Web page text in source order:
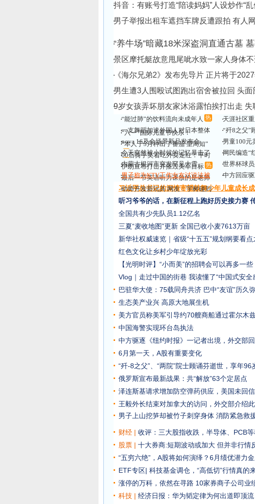
抖音：有账号打造“陪读妈妈”人设炒作“
男子举报出租车遮挡车牌反遭跟拍 有人
“养牛场”暗藏18米深盗洞直通古墓
景区摩托艇故意甩尾呲水致一家人身体
《海尔兄弟2》发布先导片 正片将于
男生遭3人围殴试图跑出宿舍被拉回 头面
9岁女孩弄坏朋友家沐浴露怕挨打出走
“能过肺”的饮料流向未成年人 热 天涯社区
“六一”国际儿童节快乐！
一支舞蹈加速外国人对日本整体
祛魅
热
“歼8之父”
“本人于5月种出了番茄 望周知”
热
nova 16及全场景新品发布会
男童100元
警
00后骑手笑着吃外卖走红：平时
不舍得
热
今天突然被小时候的记忆暴击了
热
网民编造“
伊朗宣布打击并摧毁美军目标 热
内蒙古根河市突发罕见大雪
世界杯球
居榜首
最后一节英语听力课放的是老师
祝福
新
男子称为KTV工作女友讨说法被
打
中方回应
者出境
新
幼师开发新玩具 网友：宇树碰到
对手了
习近平总书记的深情寄望鼓舞少年儿童成长
听习爷爷的话，在新征程上跑好历史接力赛
全国共有少先队员1.12亿名
三夏“麦收地图”更新 全国已收小麦7613万亩
新华社权威速览｜省级“十五五”规划纲要看点
红色文化让乡村少年绽放光彩
【光明时评】“小而美”的招聘会可以再多一些
Vlog｜走过中国的街巷 我读懂了“中国式安全
巴驻华大使：75载同舟共济 巴中“友谊”历久
生态美产业兴 高原大地展生机
美方官员称美军引导约70艘商船通过霍尔木
中国海警实现环台岛执法
中方驱逐《纽约时报》一记者出境，外交部
6月第一天，A股有重要变化
“歼-8之父”、“两院”院士顾诵芬逝世，享年96
俄罗斯宣布最新战果：共“解放”63个定居点
泽连斯基请求增加防空弹药供应，美国未回信
王毅外长结束对加拿大的访问，外交部介绍
男子上山挖笋却被竹子刺穿身体 消防紧急救
财经 | 收评：三大股指收跌，半导体、PCB
股票 | 十大券商:短期波动或加大 但并非行情
“五穷六绝”，A股将如何演绎？6月绩优潜力
ETF专区| 科技基金调仓，“高低切”行情真的
涨停的万科，依然在寻路 10家券商子公司业
科技 | 经济日报：华为韬定律为何出道即顶流